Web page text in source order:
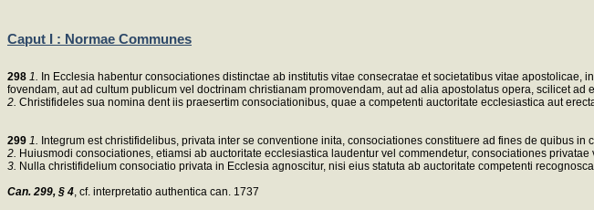
Caput I : Normae Communes
298 1. In Ecclesia habentur consociationes distinctae ab institutis vitae consecratae et societatibus vitae
fovendam, aut ad cultum publicum vel doctrinam christianam promovendam, aut ad alia apostolatus opera, scilicet
2. Christifideles sua nomina dent iis praesertim consociationibus, quae a competenti auctoritate ecclesiastica aut
299 1. Integrum est christifidelibus, privata inter se conventione inita, consociationes constituere ad fines de quibus
2. Huiusmodi consociationes, etiamsi ab auctoritate ecclesiastica laudentur vel commendetur, consociationes privatae
3. Nulla christifidelium consociatio privata in Ecclesia agnoscitur, nisi eius statuta ab auctoritate competenti
Can. 299, § 4, cf. interpretatio authentica can. 1737